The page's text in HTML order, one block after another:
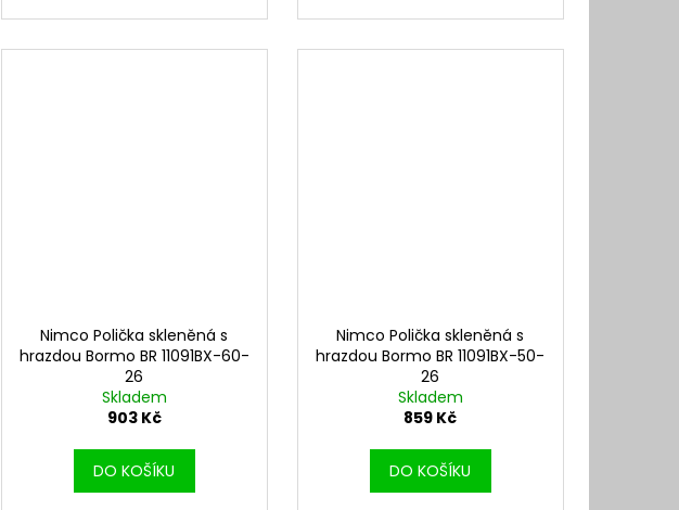
Nimco Polička skleněná s
hrazdou Bormo BR 11091BX-60-
26
Skladem
903 Kč
DO KOŠÍKU
Nimco Polička skleněná s
hrazdou Bormo BR 11091BX-50-
26
Skladem
859 Kč
DO KOŠÍKU